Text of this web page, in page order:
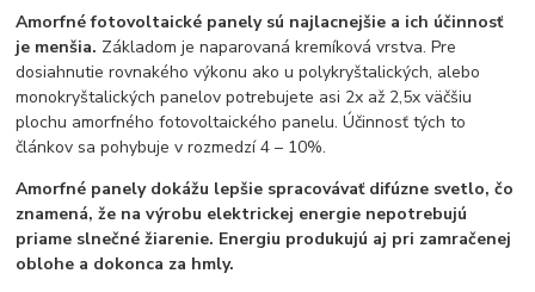
Amorfné fotovoltaické panely sú najlacnejšie a ich účinnosť
je menšia. Základom je naparovaná kremíková vrstva. Pre
dosiahnutie rovnakého výkonu ako u polykryštalických, alebo
monokryštalických panelov potrebujete asi 2x až 2,5x väčšiu
plochu amorfného fotovoltaického panelu. Účinnosť tých to
článkov sa pohybuje v rozmedzí 4 – 10%.
Amorfné panely dokážu lepšie spracovávať difúzne svetlo, čo
znamená, že na výrobu elektrickej energie nepotrebujú
priame slnečné žiarenie. Energiu produkujú aj pri zamračenej
oblohe a dokonca za hmly.